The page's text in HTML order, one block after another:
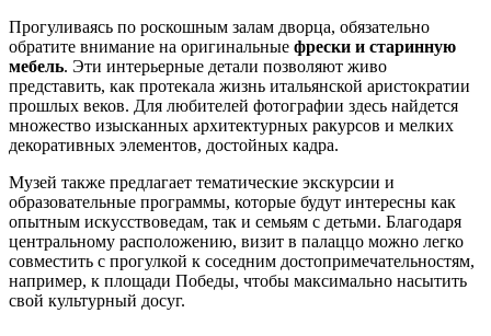
Прогуливаясь по роскошным залам дворца, обязательно
обратите внимание на оригинальные фрески и старинную
мебель. Эти интерьерные детали позволяют живо
представить, как протекала жизнь итальянской аристократии
прошлых веков. Для любителей фотографии здесь найдется
множество изысканных архитектурных ракурсов и мелких
декоративных элементов, достойных кадра.
Музей также предлагает тематические экскурсии и
образовательные программы, которые будут интересны как
опытным искусствоведам, так и семьям с детьми. Благодаря
центральному расположению, визит в палаццо можно легко
совместить с прогулкой к соседним достопримечательностям,
например, к площади Победы, чтобы максимально насытить
свой культурный досуг.